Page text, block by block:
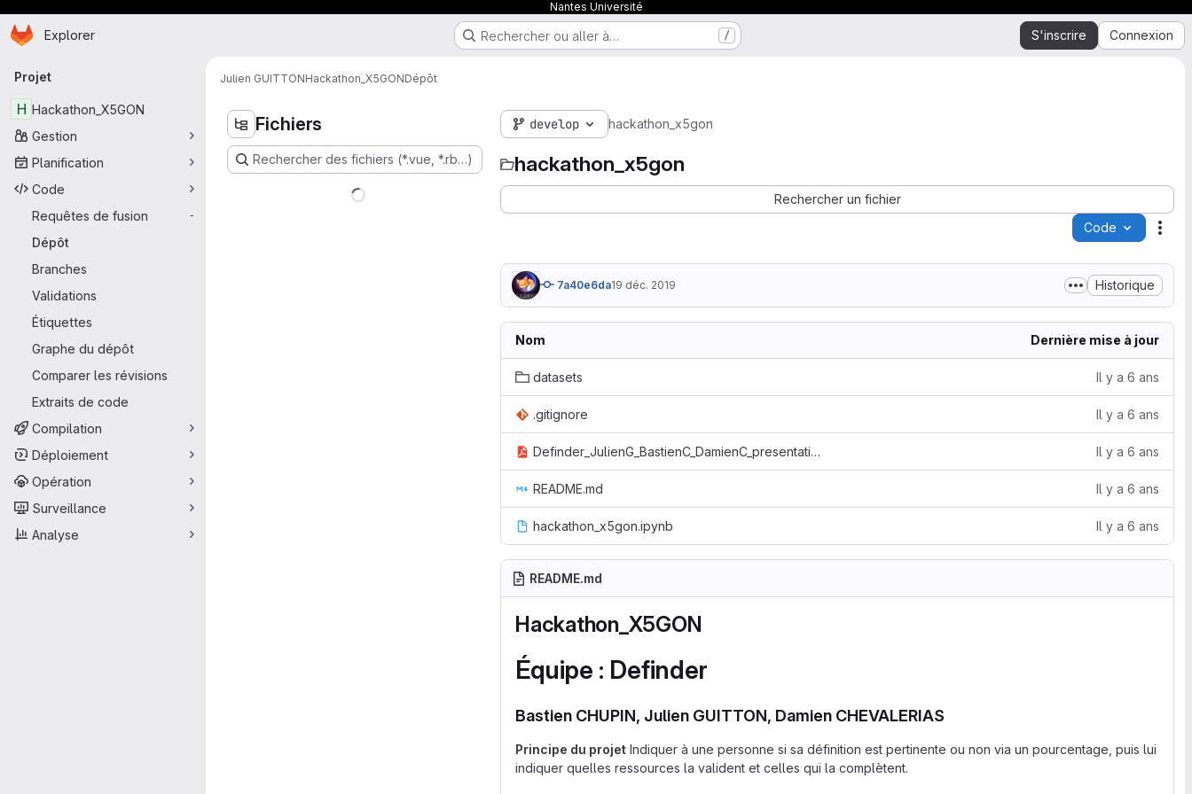
Nantes Université
Passer au contenu principal
Page d'accueil
Explorer Rechercher ou aller à… / S'inscrire Connexion
Navigation principale
Projet
H Hackathon_X5GON
Gestion
Planification
Code
Requêtes de fusion
-
Dépôt
Branches
Validations
Étiquettes
Graphe du dépôt
Comparer les révisions
Extraits de code
Compilation
Déploiement
Opération
Surveillance
Analyse
Julien GUITTONHackathon_X5GONDépôt
Fichiers
Rechercher des fichiers (*.vue, *.rb…)
develop hackathon_x5gon
hackathon_x5gon
Rechercher un fichier
Code
7a40e6da19 déc. 2019 Historique
Nom Dernière mise à jour
datasets Il y a 6 ans
.gitignore Il y a 6 ans
Definder_JulienG_BastienC_DamienC_presentation.pdf Il y a 6 ans
README.md Il y a 6 ans
hackathon_x5gon.ipynb Il y a 6 ans
README.md
Hackathon_X5GON
Équipe : Definder
Bastien CHUPIN, Julien GUITTON, Damien CHEVALERIAS
Principe du projet Indiquer à une personne si sa définition est pertinente ou non via un pourcentage, puis lui
indiquer quelles ressources la valident et celles qui la complètent.